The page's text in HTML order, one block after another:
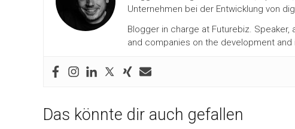
Unternehmen bei der Entwicklung von
Blogger in charge at Futurebiz. Speaker,
and companies on the development
Das könnte dir auch gefallen